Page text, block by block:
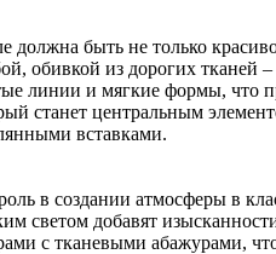
должна быть не только
обивкой из дорогих
линии и мягкие формы, что
станет центральным
вставками.
в создании атмосферы в
светом добавят
с тканевыми абажурами,